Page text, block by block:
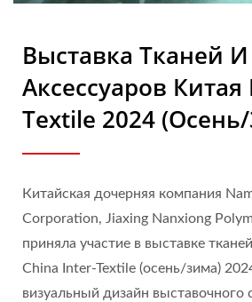
Выставка Тканей И
Аксессуаров
Textile 2024
Китайская дочерняя компания
Corporation, Jiaxing Nanxiong
приняла участие в выставке
China Inter-Textile (осень/зима)
визуальный дизайн выставочного